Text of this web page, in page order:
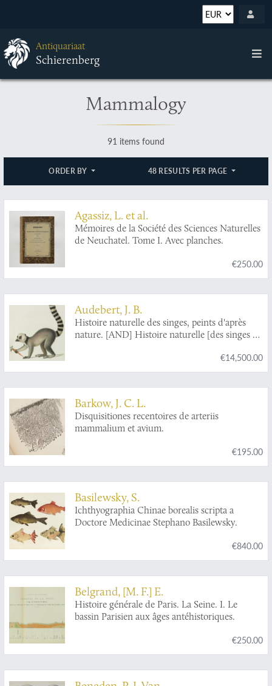
Antiquariaat
Schierenberg
Mammalogy
91 items found
ORDER BY 48 RESULTS PER PAGE
Agassiz, L. et al.
Mémoires de la Société des Sciences Naturelles
de Neuchatel. Tome I. Avec planches.
€250.00
Audebert, J. B.
Histoire naturelle des singes, peints d'après
nature. [AND] Histoire naturelle [des singes et]
€14,500.00
Barkow, J. C. L.
Disquisitiones recentoires de arteriis
mammalium et avium.
€195.00
Basilewsky, S.
Ichthyographia Chinae borealis scripta a
Doctore Medicinae Stephano Basilewsky.
€840.00
Belgrand, [M. F.] E.
Histoire générale de Paris. La Seine. I. Le
bassin Parisien aux âges antéhistoriques.
€250.00